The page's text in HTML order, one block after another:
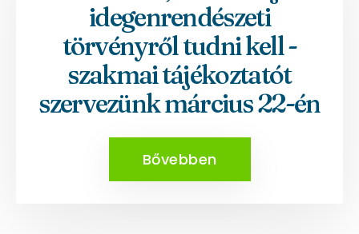
idegenrendészeti
törvényről tudni kell -
szakmai tájékoztatót
szervezünk március 22-én
Bővebben